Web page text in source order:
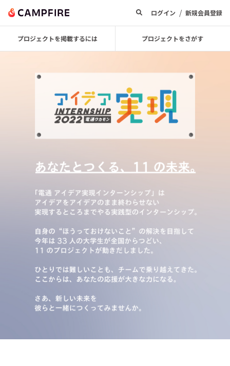
ログイン / 新規会員登録
プロジェクトを掲載するには プロジェクトをさがす